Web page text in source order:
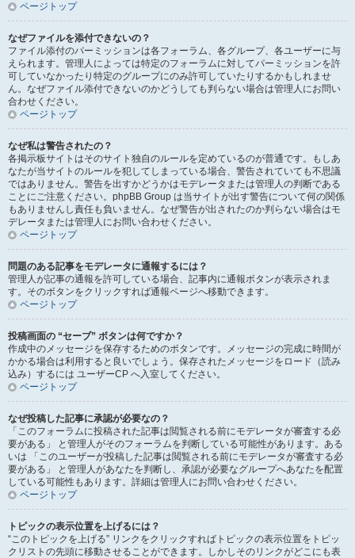
ページトップ
なぜファイルを添付できないの？
ファイル添付のパーミッションは各フォーラム、各グループ、各ユーザーに与
えられます。管理人によっては特定のフォーラムに対してパーミッションを許
可していなかったり特定のグループにのみ許可していたりするかもしれませ
ん。なぜファイル添付できないのかどうしても判らない場合は管理人にお問い
合わせください。
ページトップ
なぜ私は警告されたの？
各掲示板サイトはそのサイト独自のルールを定めているのが普通です。もしあ
なたが当サイトのルールを犯してしまっている場合、警告されていても不思議
ではありません。警告を出すかどうかはモデレータまたは管理人の判断である
ことにご注意ください。phpBB Group は当サイトが出す警告について何の関係
もありませんし責任も負いません。なぜ警告が出されたのか判らない場合はモ
デレータまたは管理人にお問い合わせください。
ページトップ
問題のある記事をモデレータに通報するには？
管理人が記事の通報を許可している場合、記事内に通報ボタンが表示されま
す。そのボタンをクリックすれば通報ページへ移動できます。
ページトップ
投稿画面の “セーブ” ボタンは何ですか？
作成中のメッセージを保存するためのボタンです。メッセージの完成に時間が
かかる場合は利用すると良いでしょう。保存されたメッセージをロード（読み
込み）するには ユーザーCP へ入室してください。
ページトップ
なぜ投稿した記事に承認が必要なの？
「このフォーラムに投稿された記事は閲覧される前にモデレータが審査する必
要がある」 と管理人がそのフォーラムを判断している可能性があります。ある
いは 「このユーザーが投稿した記事は閲覧される前にモデレータが審査する必
要がある」 と管理人があなたを判断し、承認が必要なグループへあなたを配置
している可能性もあります。詳細は管理人にお問い合わせください。
ページトップ
トピックの表示位置を上げるには？
“このトピックを上げる” リンクをクリックすればトピックの表示位置をトピッ
クリストの先頭に移動させることができます。しかしそのリンクがどこにも表